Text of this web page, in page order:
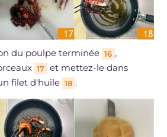
du poulpe terminée 16 ,
17 et mettez-le dans
filet d'huile 18 .